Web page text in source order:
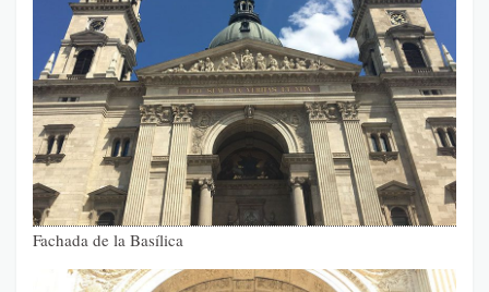
Fachada de la Basílica